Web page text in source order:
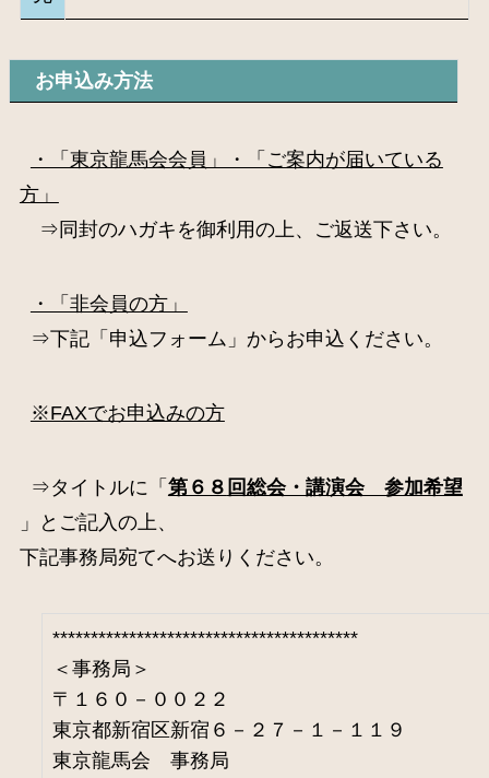
お申込み方法
・「東京龍馬会会員」・「ご案内が届いている
方」
⇒同封のハガキを御利用の上、ご返送下さい。
・「非会員の方」
⇒下記「申込フォーム」からお申込ください。
※FAXでお申込みの方
⇒タイトルに「 第６８ 回総会・講演会 参加希望
」とご記入の上、
下記事務局宛てへお送りください。
****************************************
＜事務局＞
〒１６０－００２２
東京都新宿区新宿６－２７－１－１１９
東京龍馬会 事務局